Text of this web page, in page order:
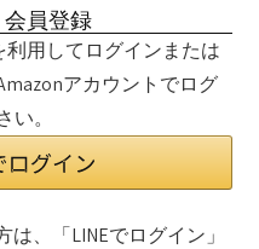
員登録
利用してログインまたは
アカウントでログ
。
、「LINEでログイン」